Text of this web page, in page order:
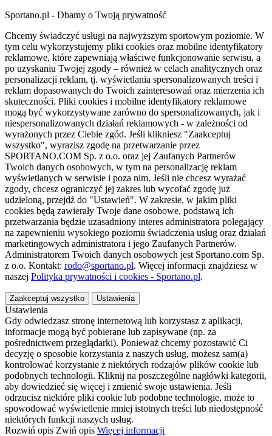
Sportano.pl - Dbamy o Twoją prywatność
Chcemy świadczyć usługi na najwyższym sportowym poziomie. W
tym celu wykorzystujemy pliki cookies oraz mobilne identyfikatory
reklamowe, które zapewniają właściwe funkcjonowanie serwisu, a
po uzyskaniu Twojej zgody – również w celach analitycznych oraz
personalizacji reklam, tj. wyświetlania spersonalizowanych treści i
reklam dopasowanych do Twoich zainteresowań oraz mierzenia ich
skuteczności. Pliki cookies i mobilne identyfikatory reklamowe
mogą być wykorzystywane zarówno do spersonalizowanych, jak i
niespersonalizowanych działań reklamowych - w zależności od
wyrażonych przez Ciebie zgód. Jeśli klikniesz "Zaakceptuj
wszystko", wyrazisz zgodę na przetwarzanie przez
SPORTANO.COM Sp. z o.o. oraz jej Zaufanych Partnerów
Twoich danych osobowych, w tym na personalizację reklam
wyświetlanych w serwisie i poza nim. Jeśli nie chcesz wyrażać
zgody, chcesz ograniczyć jej zakres lub wycofać zgodę już
udzieloną, przejdź do "Ustawień". W zakresie, w jakim pliki
cookies będą zawierały Twoje dane osobowe, podstawą ich
przetwarzania będzie uzasadniony interes administratora polegający
na zapewnieniu wysokiego poziomu świadczenia usług oraz działań
marketingowych administratora i jego Zaufanych Partnerów.
Administratorem Twoich danych osobowych jest Sportano.com Sp.
z o.o. Kontakt: rodo@sportano.pl. Więcej informacji znajdziesz w
naszej Polityka prywatności i cookies - Sportano.pl.
Zaakceptuj wszystko Ustawienia
Ustawienia
Gdy odwiedzasz stronę internetową lub korzystasz z aplikacji,
informacje mogą być pobierane lub zapisywane (np. za
pośrednictwem przeglądarki). Ponieważ chcemy pozostawić Ci
decyzję o sposobie korzystania z naszych usług, możesz sam(a)
kontrolować korzystanie z niektórych rodzajów plików cookie lub
podobnych technologii. Kliknij na poszczególne nagłówki kategorii,
aby dowiedzieć się więcej i zmienić swoje ustawienia. Jeśli
odrzucisz niektóre pliki cookie lub podobne technologie, może to
spowodować wyświetlenie mniej istotnych treści lub niedostępność
niektórych funkcji naszych usług.
Rozwiń opis Zwiń opis Więcej informacji